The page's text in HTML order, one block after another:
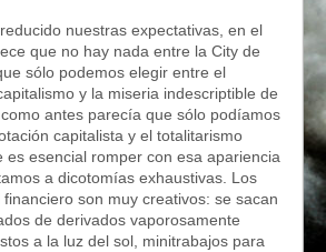
nuestras expectativas, en el
que no hay nada entre la City de
sólo podemos elegir entre el
y la miseria indescriptible de
antes parecía que sólo podíamos
capitalista y el totalitarismo
es esencial romper con esa apariencia
a dicotomías exhaustivas. Los
son muy creativos: se sacan
de derivados vaporosamente
a la luz del sol, minitrabajos para